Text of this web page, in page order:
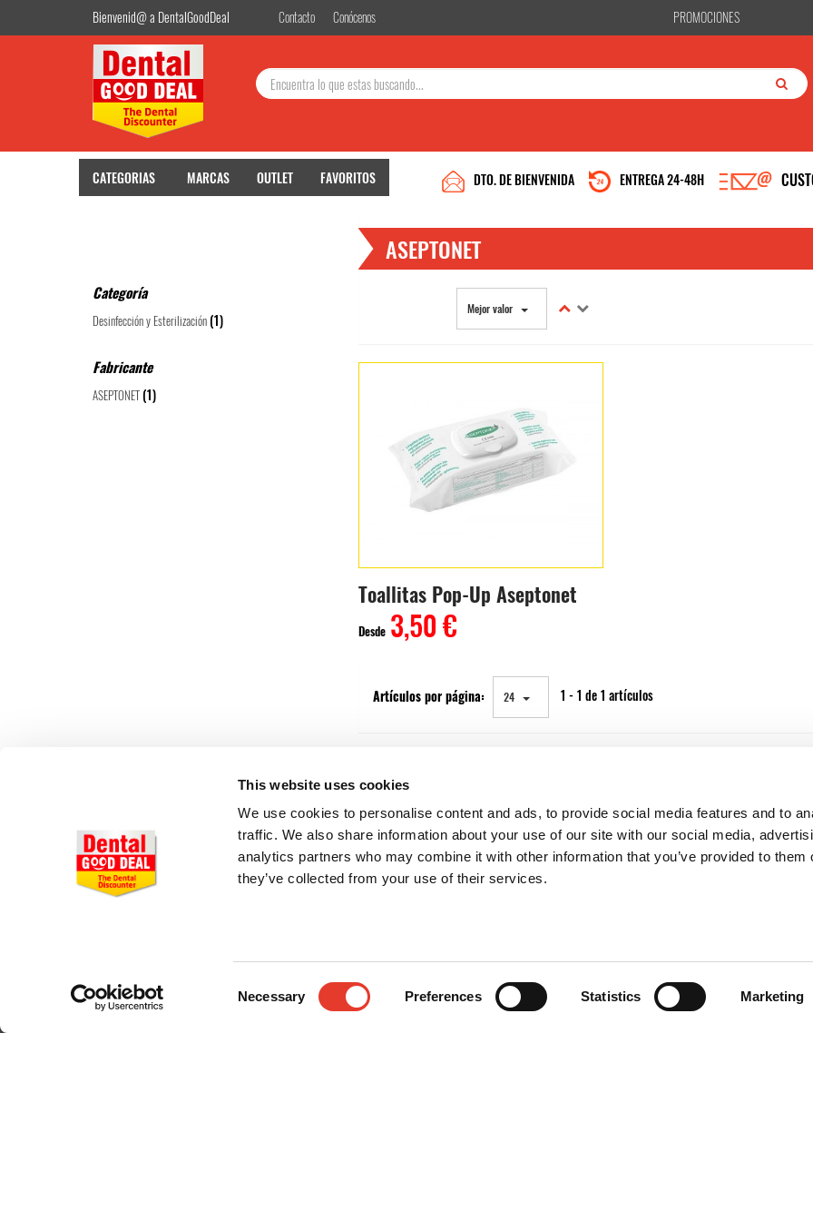
This website uses cookies
We use cookies to personalise content and ads, to provide social media features and to
traffic. We also share information about your use of our site with our social media,
analytics partners who may combine it with other information that you’ve provided to them
they’ve collected from your use of their services.
Necessary Preferences Statistics Marketing
Bienvenid@ a DentalGoodDeal Contacto Conócenos PROMOCIONES
CATEGORIAS MARCAS OUTLET FAVORITOS ENTREGA 24-48H
DTO. DE BIENVENIDA
Categoría
Desinfección y Esterilización (1)
Fabricante
ASEPTONET (1)
ASEPTONET
Mejor valor
Toallitas Pop-Up Aseptonet
Desde 3,50 €
Artículos por página: 24 1 - 1 de 1 artículos
CONÓCENOS
Quiénes somos
¿TE AYUDAMOS?
GoodNews